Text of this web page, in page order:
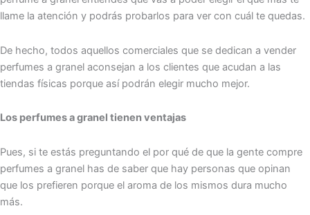
llame la atención y podrás probarlos para ver con cuál te quedas.
De hecho, todos aquellos comerciales que se dedican a vender
perfumes a granel aconsejan a los clientes que acudan a las
tiendas físicas porque así podrán elegir mucho mejor.
Los perfumes a granel tienen ventajas
Pues, si te estás preguntando el por qué de que la gente compre
perfumes a granel has de saber que hay personas que opinan
que los prefieren porque el aroma de los mismos dura mucho
más.